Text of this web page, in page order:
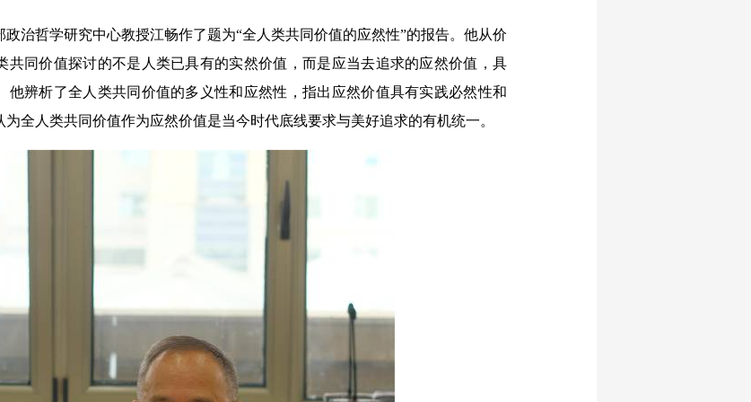
哲学研究中心教授江畅作了题为“全人类共同价值的应然性”的报告。他从价
共同价值探讨的不是人类已具有的实然价值，而是应当去追求的应然价值，具
他辨析了全人类共同价值的多义性和应然性，指出应然价值具有实践必然性和
全人类共同价值作为应然价值是当今时代底线要求与美好追求的有机统一。